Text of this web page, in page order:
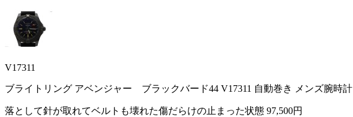
V17311
ブライトリング アベンジャー ブラックバード44 V17311 自動巻き メンズ腕時計
落として針が取れてベルトも壊れた傷だらけの止まった状態 97,500円